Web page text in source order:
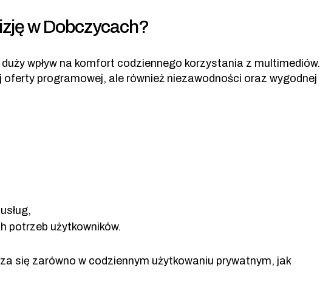
w Dobczycach?
wpływ na komfort codziennego korzystania z multimediów.
programowej, ale również niezawodności oraz wygodnej
potrzeb użytkowników.
się zarówno w codziennym użytkowaniu prywatnym, jak